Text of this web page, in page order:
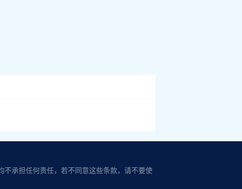
不承担任何责任，若不同意这些条款，请不要使